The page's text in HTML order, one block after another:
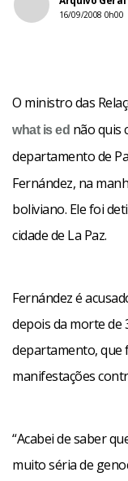
16/09/2008 0h00
O ministro das
what is ed não quis
departamento de
Fernández, na
boliviano. Ele foi
cidade de La Paz.
Fernández é
depois da morte de
departamento, que
manifestações
“Acabei de saber
muito séria de